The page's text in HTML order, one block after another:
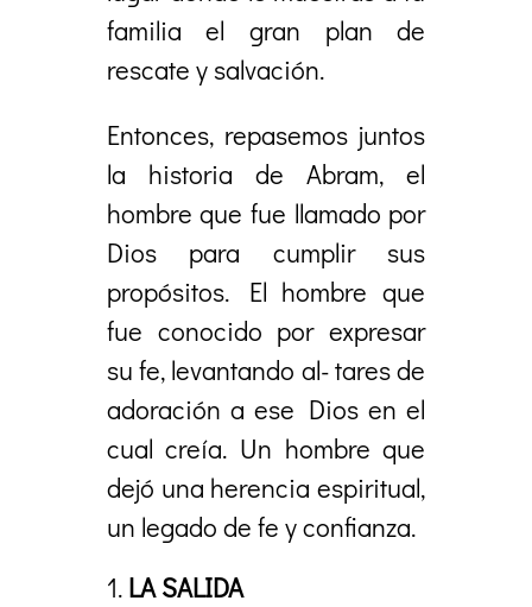
familia el gran plan de
rescate y salvación.
Entonces, repasemos juntos
la historia de Abram, el
hombre que fue llamado por
Dios para cumplir sus
propósitos. El hombre que
fue conocido por expresar
su fe, levantando al- tares de
adoración a ese Dios en el
cual creía. Un hombre que
dejó una herencia espiritual,
un legado de fe y confianza.
LA SALIDA